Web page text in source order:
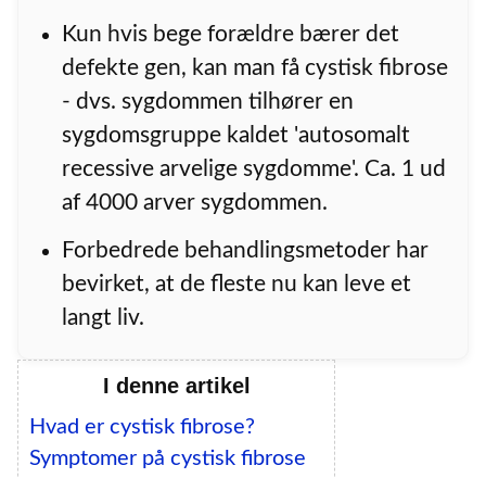
Kun hvis bege forældre bærer det
defekte gen, kan man få cystisk fibrose
- dvs. sygdommen tilhører en
sygdomsgruppe kaldet 'autosomalt
recessive arvelige sygdomme'. Ca. 1 ud
af 4000 arver sygdommen.
Forbedrede behandlingsmetoder har
bevirket, at de fleste nu kan leve et
langt liv.
I denne artikel
Hvad er cystisk fibrose?
Symptomer på cystisk fibrose